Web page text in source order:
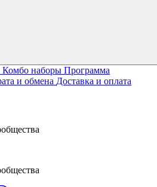
Комбо наборы Программа
и обмена Доставка и оплата